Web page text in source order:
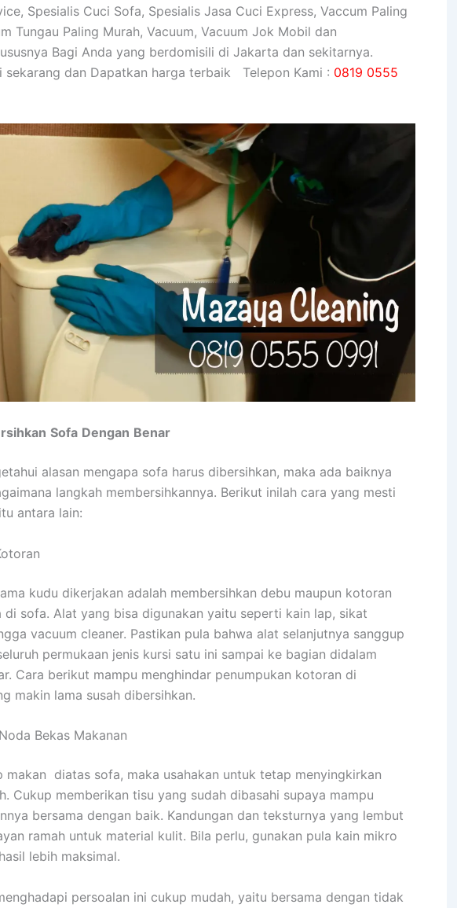
Spesialis Cuci Sofa, Spesialis Jasa Cuci Express, Vaccum Paling
Tungau Paling Murah, Vacuum, Vacuum Jok Mobil dan
Bagi Anda yang berdomisili di Jakarta dan sekitarnya.
sekarang dan Dapatkan harga terbaik Telepon Kami : 0819 0555
Sofa Dengan Benar
alasan mengapa sofa harus dibersihkan, maka ada baiknya
langkah membersihkannya. Berikut inilah cara yang mesti
antara lain:
kudu dikerjakan adalah membersihkan debu maupun kotoran
di sofa. Alat yang bisa digunakan yaitu seperti kain lap, sikat
vacuum cleaner. Pastikan pula bahwa alat selanjutnya sanggup
permukaan jenis kursi satu ini sampai ke bagian didalam
Cara berikut mampu menghindar penumpukan kotoran di
makin lama susah dibersihkan.
Bekas Makanan
makan diatas sofa, maka usahakan untuk tetap menyingkirkan
Cukup memberikan tisu yang sudah dibasahi supaya mampu
bersama dengan baik. Kandungan dan teksturnya yang lembut
ramah untuk material kulit. Bila perlu, gunakan pula kain mikro
lebih maksimal.
persoalan ini cukup mudah, yaitu bersama dengan tidak